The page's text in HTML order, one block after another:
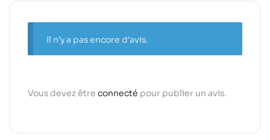
Il n’y a pas encore d’avis.
Vous devez être connecté pour publier un avis.